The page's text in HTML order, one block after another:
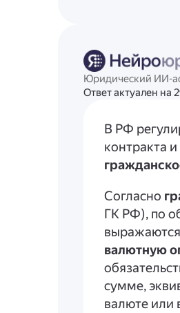
Юридический ИИ-
Ответ актуален на
В РФ
контракта
Согласно
ГК РФ), по
выражаются
валютную
сумме,
валюте или